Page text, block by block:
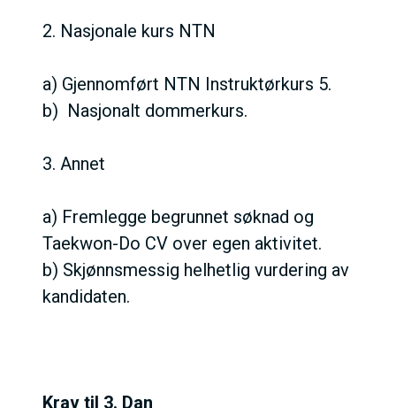
2. Nasjonale kurs NTN
a) Gjennomført NTN Instruktørkurs 5.
b) Nasjonalt dommerkurs.
3. Annet
a) Fremlegge begrunnet søknad og
Taekwon-Do CV over egen aktivitet.
b) Skjønnsmessig helhetlig vurdering av
kandidaten.
Krav til 3. Dan